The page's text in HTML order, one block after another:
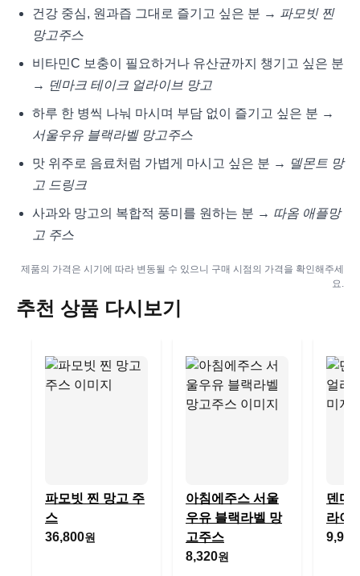
건강 중심, 원과즙 그대로 즐기고 싶은 분 → 파모빗 찐
망고주스
비타민C 보충이 필요하거나 유산균까지 챙기고 싶은 분
→ 덴마크 테이크 얼라이브 망고
하루 한 병씩 나눠 마시며 부담 없이 즐기고 싶은 분 →
서울우유 블랙라벨 망고주스
맛 위주로 음료처럼 가볍게 마시고 싶은 분 → 델몬트 망
고 드링크
사과와 망고의 복합적 풍미를 원하는 분 → 따옴 애플망
고 주스
제품의 가격은 시기에 따라 변동될 수 있으니 구매 시점의 가격을 확인해주세
요.
추천 상품 다시보기
파모빗 찐 망고 주
스
36,800원
아침에주스 서울
우유 블랙라벨 망
고주스
8,320원
덴마
라이
9,900